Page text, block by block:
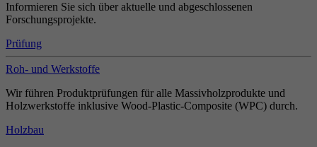
Informieren Sie sich über aktuelle und abgeschlossenen
Forschungsprojekte.
Prüfung
Roh- und Werkstoffe
Wir führen Produktprüfungen für alle Massivholzprodukte und
Holzwerkstoffe inklusive Wood-Plastic-Composite (WPC) durch.
Holzbau